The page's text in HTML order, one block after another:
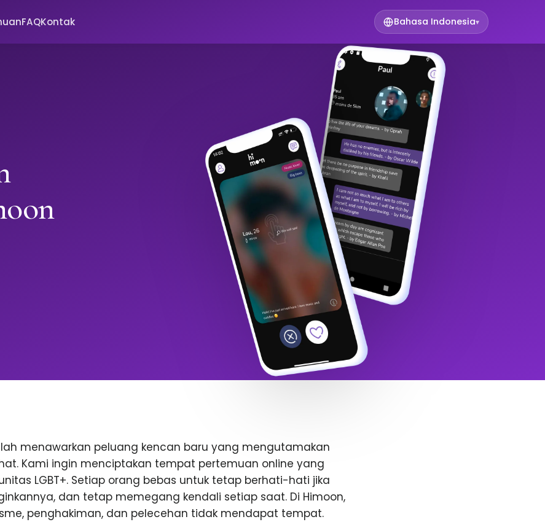
FAQKontak Bahasa Indonesia▾
menawarkan peluang kencan baru yang mengutamakan
Kami ingin menciptakan tempat pertemuan online yang
LGBT+. Setiap orang bebas untuk tetap berhati-hati jika
dan tetap memegang kendali setiap saat. Di Himoon,
penghakiman, dan pelecehan tidak mendapat tempat.